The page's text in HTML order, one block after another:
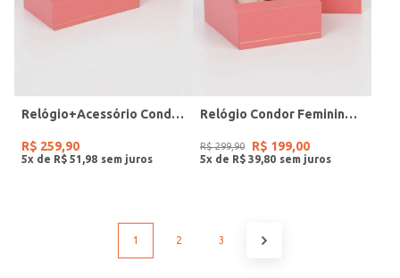
Relógio+Acessório Condor Feminino PRATA
R$ 259,90
5x de R$ 51 98
Relógio Condor Feminino PRATA
R$ 299,90 R$ 199,00
5x de R$ 39 80
1 2 3